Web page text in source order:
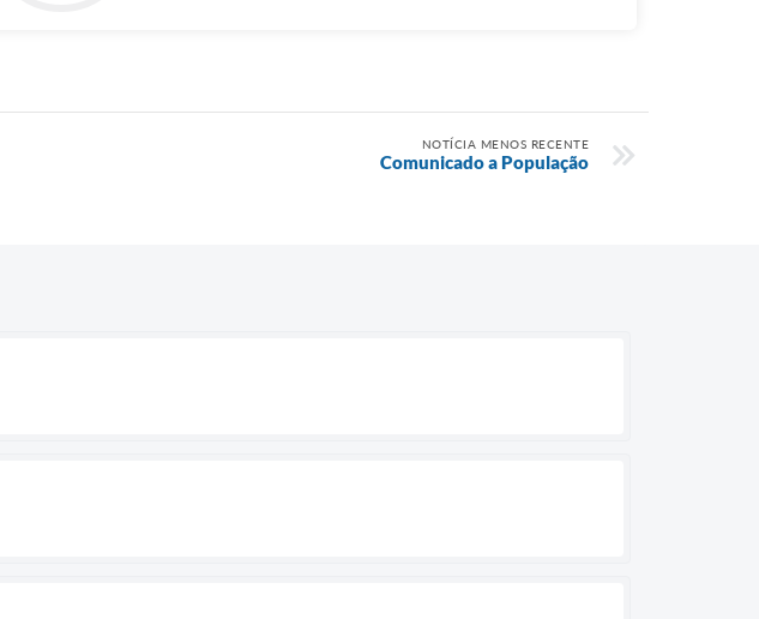
NOTÍCIA MENOS RECENTE
Comunicado a População